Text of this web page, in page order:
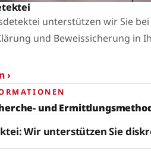
unterstützen wir Sie
und Beweissicherung in
›
und
Wir unterstützen Sie